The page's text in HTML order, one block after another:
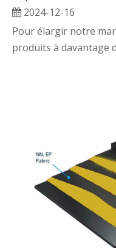
2024-12-16
Pour élargir notre
produits à davantage